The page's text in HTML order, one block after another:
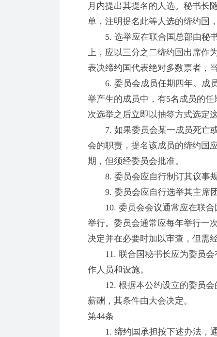
月内提出其提名的人选。秘书长
单，注明提名此等人选的缔约国
5. 选举应在联合国总部由秘书
上，应以三分之二缔约国出席作
表决缔约国代表绝对多数票者，
6. 委员会成员任期四年。成员
举产生的成员中，有5名成员的
次选举之后立即以抽签方式选定
7. 如果委员会某一成员死亡或
会的职责，提名该成员的缔约国
期，但须经委员会批准。
8. 委员会应自行制订其议事
9. 委员会应自行选举其主席
10. 委员会会议通常应在联合
举行。委员会通常应每年举行一
决定并在必要时加以审查，但需
11. 联合国秘书长应为委员会
作人员和设施。
12. 根据本公约设立的委员会
薪酬，其条件由大会决定。
第44条
1. 缔约国承担按下述办法，通